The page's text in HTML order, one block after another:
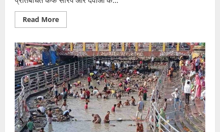
Read MoreRead
more
कफ
सीरप
पर
प्रदेशभर
में
छापेमारी,
बच्चों
की
सुरक्षा
को
प्राथमिकता